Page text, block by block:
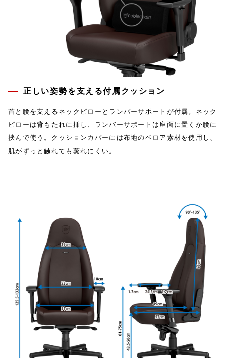
正しい姿勢を支える付属クッション
首と腰を支えるネックピローとランバーサポートが付属。ネック
ピローは背もたれに挿し、ランバーサポートは座面に置くか腰に
挟んで使う。クッションカバーには布地のベロア素材を使用し、
肌がずっと触れても蒸れにくい。